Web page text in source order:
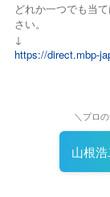
どれか一つでも当
さい。
↓
https://direct.mbp-
＼プロ
山根